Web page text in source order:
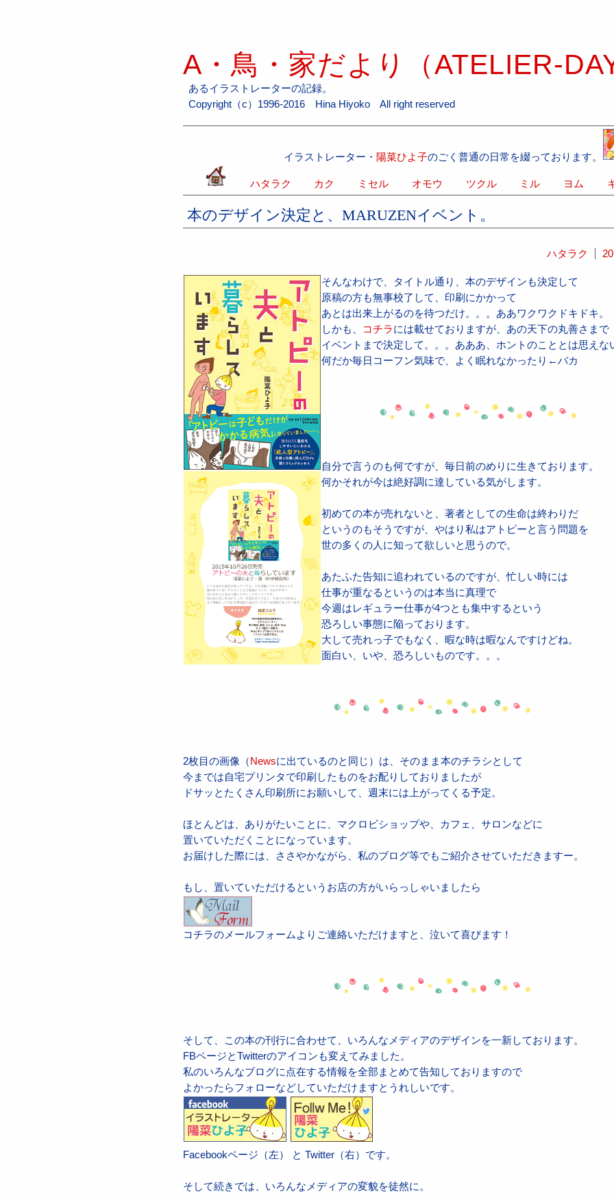
A・鳥・家だより（ATELIER-
あるイラストレーターの記録。
Copyright（c）1996-2016 Hina Hiyoko All right reserved
イラストレーター・ 陽菜ひよ子のごく普通の日常を綴っております。
ハタラク カク ミセル オモウ ツクル ミル ヨム
本のデザイン決定と、MARUZENイベント。
ハタラク
そんなわけで、タイトル通り、本のデザインも決定して
原稿の方も無事校了して、印刷にかかって
あとは出来上がるのを待つだけ。。。ああワクワクドキドキ。
しかも、
コチラには載せておりますが、あの天下の丸善さまで
イベントまで決定して。。。あああ、ホントのこととは思えな
何だか毎日コーフン気味で、よく眠れなかったり←バカ
自分で言うのも何ですが、毎日前のめりに生きております。
何かそれが今は絶好調に達している気がします。
初めての本が売れないと、著者としての生命は終わりだ
というのもそうですが、やはり私はアトピーと言う問題を
世の多くの人に知って欲しいと思うので。
あたふた告知に追われているのですが、忙しい時には
仕事が重なるというのは本当に真理で
今週はレギュラー仕事が4つとも集中するという
恐ろしい事態に陥っております。
大して売れっ子でもなく、暇な時は暇なんですけどね。
面白い、いや、恐ろしいものです。。。
2枚目の画像（ Newsに出ているのと同じ）は、そのまま本のチラシとして
今までは自宅プリンタで印刷したものをお配りしておりましたが
ドサッとたくさん印刷所にお願いして、週末には上がってくる予定。
ほとんどは、ありがたいことに、マクロビショップや、カフェ、サロンなどに
置いていただくことになっています。
お届けした際には、ささやかながら、私のブログ等でもご紹介させていただきますー。
もし、置いていただけるというお店の方がいらっしゃいましたら
コチラのメールフォームよりご連絡いただけますと、泣いて喜びます！
そして、この本の刊行に合わせて、いろんなメディアのデザインを一新しております。
FBページとTwitterのアイコンも変えてみました。
私のいろんなブログに点在する情報を全部まとめて告知しておりますので
よかったらフォローなどしていただけますとうれしいです。
Facebookページ（左） と Twitter（右）です。
そして続きでは、いろんなメディアの変貌を徒然に。